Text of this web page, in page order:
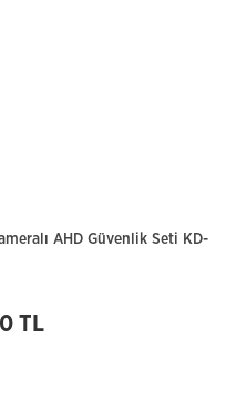
AHD Güvenlik Seti KD-
TL